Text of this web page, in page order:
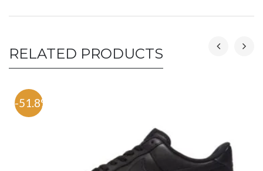
RELATED PRODUCTS
-51.8%